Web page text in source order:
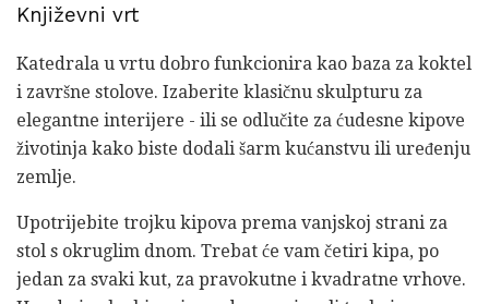
Književni vrt
Katedrala u vrtu dobro funkcionira kao baza za koktel
i završne stolove. Izaberite klasičnu skulpturu za
elegantne interijere - ili se odlučite za ćudesne kipove
životinja kako biste dodali šarm kućanstvu ili uređenju
zemlje.
Upotrijebite trojku kipova prema vanjskoj strani za
stol s okruglim dnom. Trebat će vam četiri kipa, po
jedan za svaki kut, za pravokutne i kvadratne vrhove.